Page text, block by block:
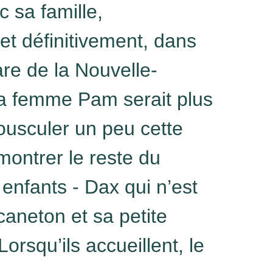
sa famille,
définitivement, dans
de la Nouvelle-
femme Pam serait plus
un peu cette
le reste du
- Dax qui n’est
et sa petite
accueillent, le